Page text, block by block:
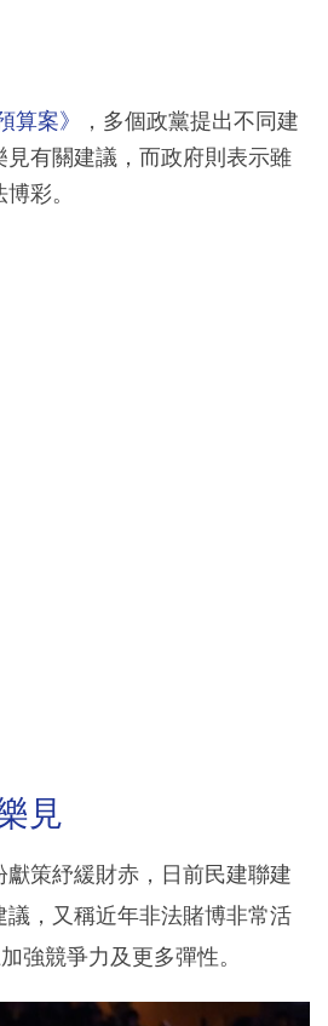
算案》
，多個政黨提出不同建
有關建議，而政府則表示雖
彩。
見
策紓緩財赤，日前民建聯建
，又稱近年非法賭博非常活
強競爭力及更多彈性。